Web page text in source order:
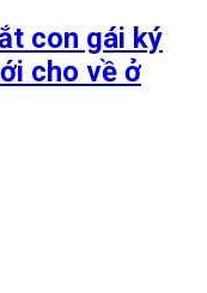
con gái ký
cho về ở